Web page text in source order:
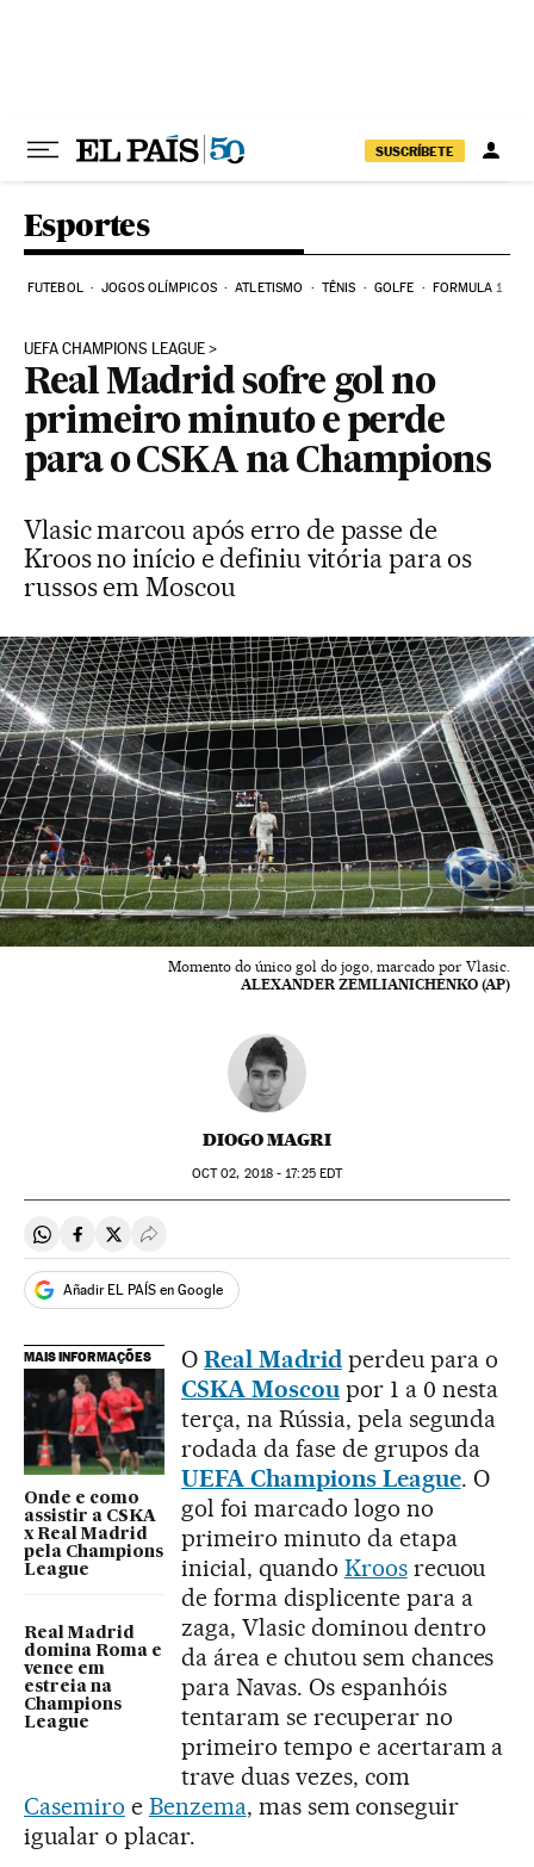
SUSCRÍBETE
Esportes
FUTEBOL JOGOS OLÍMPICOS ATLETISMO TÊNIS GOLFE FORMULA 1
UEFA CHAMPIONS LEAGUE
Real Madrid sofre gol no
primeiro minuto e perde
para o CSKA na Champions
Vlasic marcou após erro de passe de
Kroos no início e definiu vitória para os
russos em Moscou
Momento do único gol do jogo, marcado por Vlasic.
ALEXANDER ZEMLIANICHENKO (AP)
DIOGO MAGRI
OCT02, 2018 - 17:25EDT
Compartir en Whatsapp
Compartir en Facebook
Compartir en Twitter
Desplegar Redes Sociales
Añadir EL PAÍS en Google
MAIS INFORMAÇÕES
Onde e como
assistir a CSKA
x Real Madrid
pela Champions
League
Real Madrid
domina Roma e
vence em
estreia na
Champions
League
O Real Madridperdeu para o
CSKA Moscoupor 1 a 0 nesta
terça, na Rússia, pela segunda
rodada da fase de grupos da
UEFA Champions League. O
gol foi marcado logo no
primeiro minuto da etapa
inicial, quando Kroosrecuou
de forma displicente para a
zaga, Vlasic dominou dentro
da área e chutou sem chances
para Navas. Os espanhóis
tentaram se recuperar no
primeiro tempo e acertaram a
trave duas vezes, com
Casemiro e Benzema, mas sem conseguir
igualar o placar.